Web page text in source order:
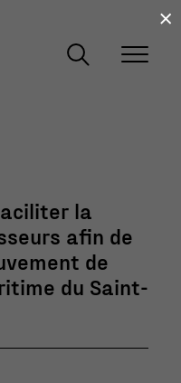
la
afin de
de
du Saint-
×